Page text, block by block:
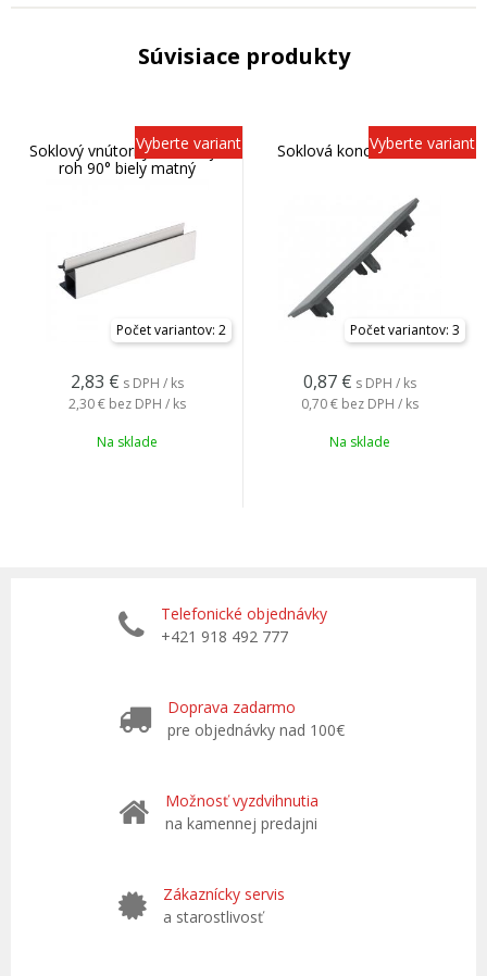
Súvisiace produkty
Soklový vnútorný a vonkajší
roh 90° biely matný
Počet variantov: 2
2,83 € s DPH / ks
2,30 € bez DPH / ks
Vyberte variant
Na sklade
Soklová koncovka šedá
Počet variantov: 3
0,87 € s DPH / ks
0,70 € bez DPH / ks
Vyberte variant
Na sklade
Telefonické objednávky
+421 918 492 777
Doprava zadarmo
pre objednávky nad 100€
Možnosť vyzdvihnutia
na kamennej predajni
Zákaznícky servis
a starostlivosť